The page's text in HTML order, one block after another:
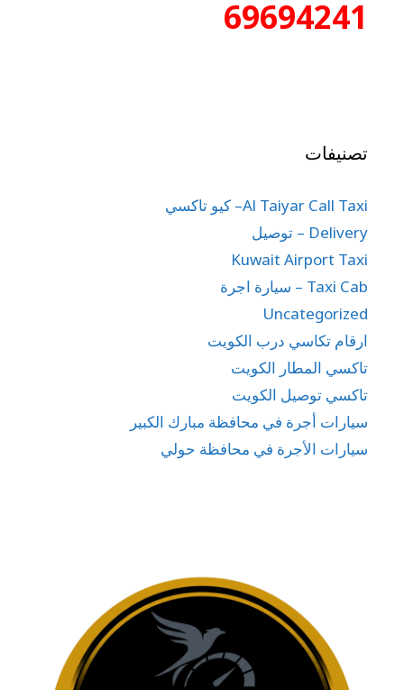
69694241
تصنيفات
Al Taiyar Call Taxi– كيو تاكسي
Delivery – توصيل
Kuwait Airport Taxi
Taxi Cab – سيارة اجرة
Uncategorized
ارقام تكاسي درب الكويت
تاكسي المطار الكويت
تاكسي توصيل الكويت
سيارات أجرة في محافظة مبارك الكبير
سيارات الأجرة في محافظة حولي